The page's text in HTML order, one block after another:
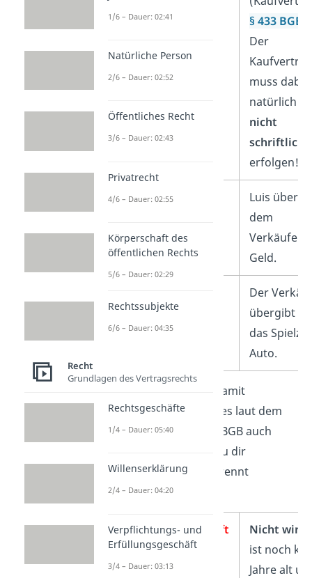
§ 433 BGB
Der
muss dabei
natürlich
nicht
schriftlich
erfolgen!
1. Verfügungsgeschäft
Luis
dem
Verkäufer
Geld.
Der
übergibt
das
Auto.
Das Rechtsgeschäft ist damit
abgeschlossen, doch ist es laut dem
Abstraktionsprinzip des BGB auch
wirksam? Dafür musst du dir
einzelnen Geschäfte getrennt
betrachten:
Verpflichtungsgeschäft
Nicht
ist noch
Jahre alt
1/6 – Dauer: 02:41
Natürliche Person
2/6 – Dauer: 02:52
Öffentliches Recht
3/6 – Dauer: 02:43
Privatrecht
4/6 – Dauer: 02:55
Körperschaft des
öffentlichen Rechts
5/6 – Dauer: 02:29
Rechtssubjekte
6/6 – Dauer: 04:35
Recht
Grundlagen des Vertragsrechts
Rechtsgeschäfte
1/4 – Dauer: 05:40
Willenserklärung
2/4 – Dauer: 04:20
Verpflichtungs- und
Erfüllungsgeschäft
3/4 – Dauer: 03:13